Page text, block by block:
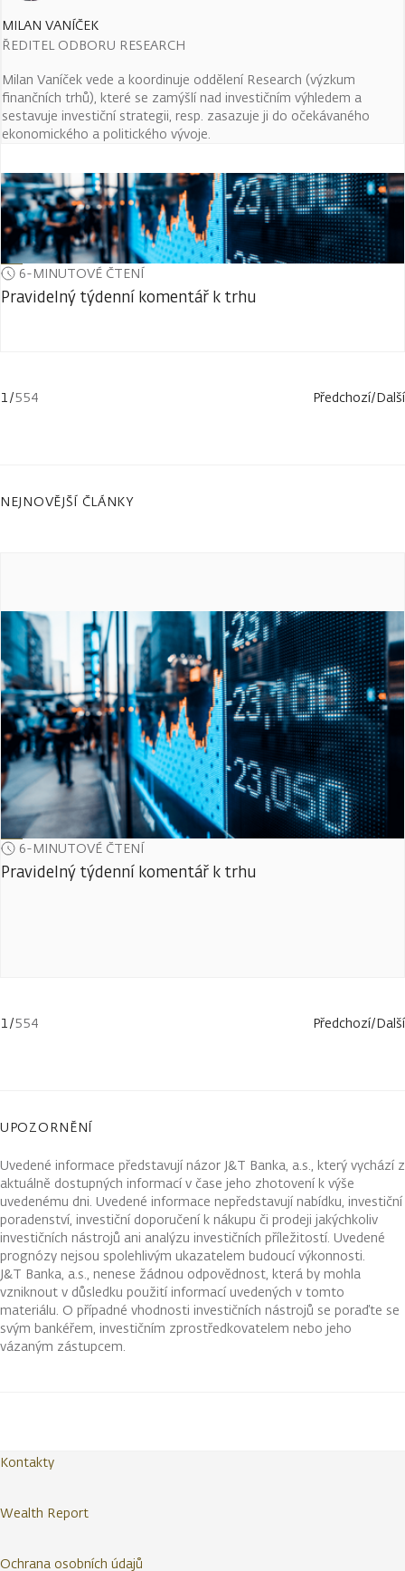
MILAN VANÍČEK
ŘEDITEL ODBORU RESEARCH
Milan Vaníček vede a koordinuje oddělení Research (výzkum
finančních trhů), které se zamýšlí nad investičním výhledem a
sestavuje investiční strategii, resp. zasazuje ji do očekávaného
ekonomického a politického vývoje.
6-MINUTOVÉ ČTENÍ
Pravidelný týdenní komentář k trhu
1/554 Předchozí/Další
NEJNOVĚJŠÍ ČLÁNKY
6-MINUTOVÉ ČTENÍ
Pravidelný týdenní komentář k trhu
1/554 Předchozí/Další
UPOZORNĚNÍ
Uvedené informace představují názor J&T Banka, a.s., který vychází z
aktuálně dostupných informací v čase jeho zhotovení k výše
uvedenému dni. Uvedené informace nepředstavují nabídku, investiční
poradenství, investiční doporučení k nákupu či prodeji jakýchkoliv
investičních nástrojů ani analýzu investičních příležitostí. Uvedené
prognózy nejsou spolehlivým ukazatelem budoucí výkonnosti.
J&T Banka, a.s., nenese žádnou odpovědnost, která by mohla
vzniknout v důsledku použití informací uvedených v tomto
materiálu. O případné vhodnosti investičních nástrojů se poraďte se
svým bankéřem, investičním zprostředkovatelem nebo jeho
vázaným zástupcem.
Kontakty
Wealth Report
Ochrana osobních údajů